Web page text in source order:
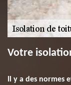
Votre
Il y a des